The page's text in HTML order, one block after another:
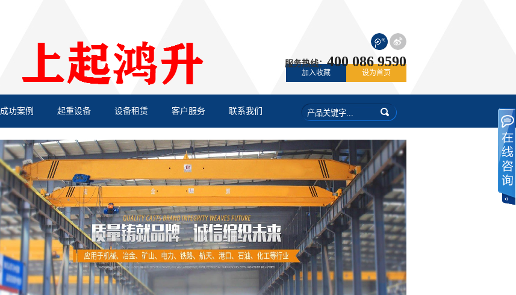
加入收藏 设为首页
服务热线：400 086 9590
成功案例 起重设备 设备租赁 客户服务 联系我们